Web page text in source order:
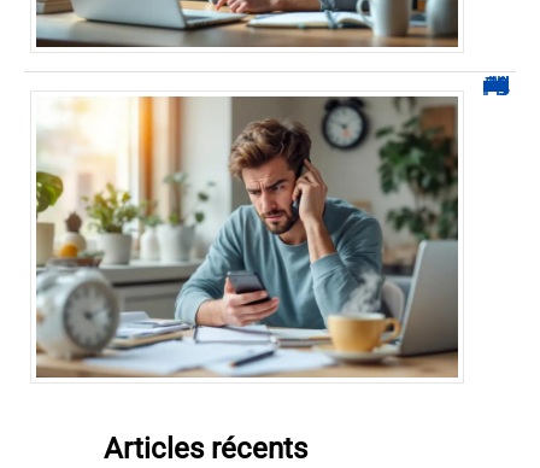
0270 démarchage : comment repérer, bloquer et signaler ces appels
Articles récents